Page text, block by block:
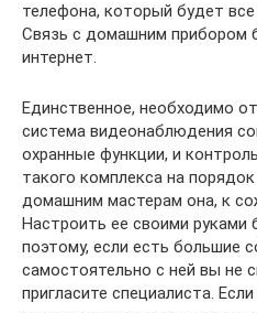
телефона, который будет
Связь с домашним прибором
интернет.
Единственное, необходимо
система видеонаблюдения
охранные функции, и
такого комплекса на
домашним мастерам она, к
Настроить ее своими руками
поэтому, если есть большие
самостоятельно с ней вы не
пригласите специалиста.